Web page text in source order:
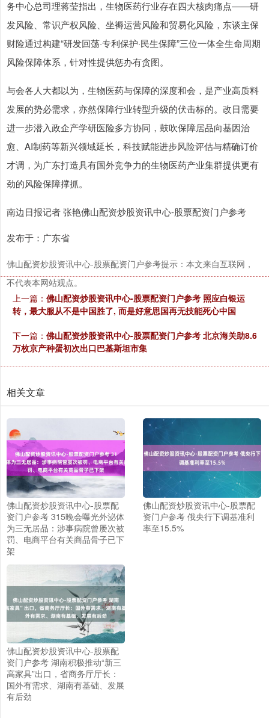
务中心总司理蒋莹指出，生物医药行业存在四大核肉痛点——研
发风险、常识产权风险、坐褥运营风险和贸易化风险，东谈主保
财险通过构建“研发回荡·专利保护·民生保障”三位一体全生命周期
风险保障体系，针对性提供惩办有贪图。
与会各人大都以为，生物医药与保障的深度和会，是产业高质料
发展的势必需求，亦然保障行业转型升级的伏击标的。改日需要
进一步潜入政企产学研医险多方协同，鼓吹保障居品向基因治
愈、AI制药等新兴领域延长，科技赋能进步风险评估与精确订价
才调，为广东打造具有国外竞争力的生物医药产业集群提供更有
劲的风险保障撑抓。
南边日报记者 张艳佛山配资炒股资讯中心-股票配资门户参考
发布于：广东省
佛山配资炒股资讯中心-股票配资门户参考提示：本文来自互联网，
不代表本网站观点。
上一篇： 佛山配资炒股资讯中心-股票配资门户参考 照应白银运
转，最大服从不是中国胜了, 而是好意思国再无技能死心中国
下一篇： 佛山配资炒股资讯中心-股票配资门户参考 北京海关助8.6
万枚京产种蛋初次出口巴基斯坦市集
相关文章
佛山配资炒股资讯中心-股票配
资门户参考 315晚会曝光外泌体
为三无居品：涉事病院曾屡次被
罚、电商平台有关商品骨子已下
架
佛山配资炒股资讯中心-股票配
资门户参考 俄央行下调基准利
率至15.5%
佛山配资炒股资讯中心-股票配
资门户参考 湖南积极推动“新三
高家具”出口，省商务厅厅长：
国外有需求、湖南有基础、发展
有后劲
上证综指 3940.04